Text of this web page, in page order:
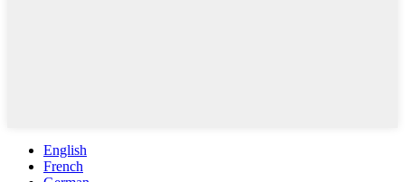
English
French